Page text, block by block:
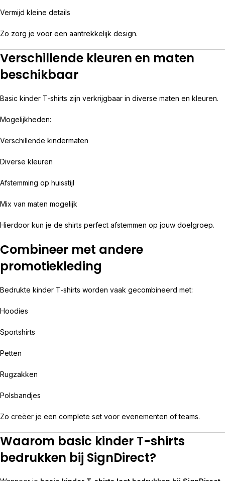
Vermijd kleine details
Zo zorg je voor een aantrekkelijk design.
Verschillende kleuren en maten
beschikbaar
Basic kinder T-shirts zijn verkrijgbaar in diverse maten en kleuren.
Mogelijkheden:
Verschillende kindermaten
Diverse kleuren
Afstemming op huisstijl
Mix van maten mogelijk
Hierdoor kun je de shirts perfect afstemmen op jouw doelgroep.
Combineer met andere
promotiekleding
Bedrukte kinder T-shirts worden vaak gecombineerd met:
Hoodies
Sportshirts
Petten
Rugzakken
Polsbandjes
Zo creëer je een complete set voor evenementen of teams.
Waarom basic kinder T-shirts
bedrukken bij SignDirect?